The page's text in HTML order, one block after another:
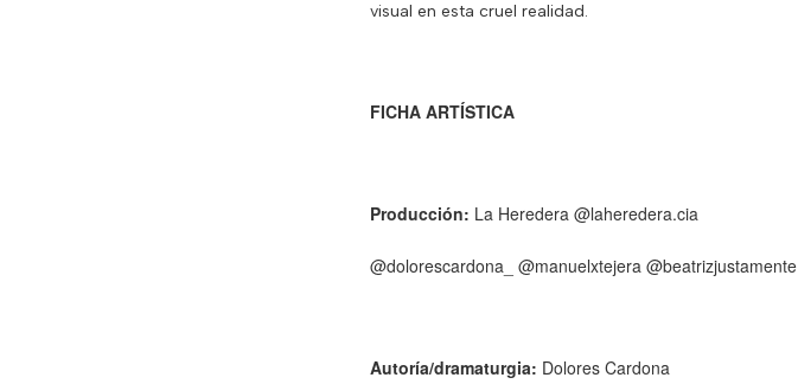
visual en esta cruel realidad.
FICHA ARTÍSTICA
Producción: La Heredera @laheredera.cia
@dolorescardona_ @manuelxtejera @beatrizjustamente
Autoría/dramaturgia: Dolores Cardona